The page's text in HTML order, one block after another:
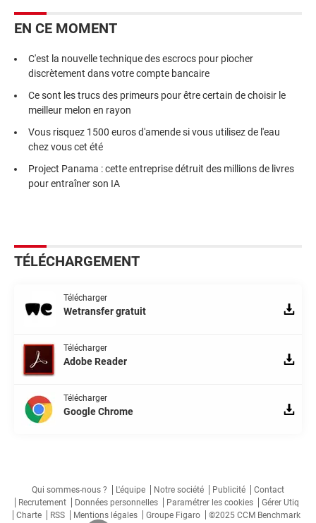
EN CE MOMENT
C'est la nouvelle technique des escrocs pour piocher
discrètement dans votre compte bancaire
Ce sont les trucs des primeurs pour être certain de choisir le
meilleur melon en rayon
Vous risquez 1500 euros d'amende si vous utilisez de l'eau
chez vous cet été
Project Panama : cette entreprise détruit des millions de livres
pour entraîner son IA
TÉLÉCHARGEMENT
Télécharger
Wetransfer gratuit
Télécharger
Adobe Reader
Télécharger
Google Chrome
Qui sommes-nous ? L'équipe Notre société Publicité
Contact
Recrutement
Données personnelles Paramétrer les cookies
Gérer Utiq
Charte
RSS Mentions légales Groupe Figaro ©2025 CCM Benchmark